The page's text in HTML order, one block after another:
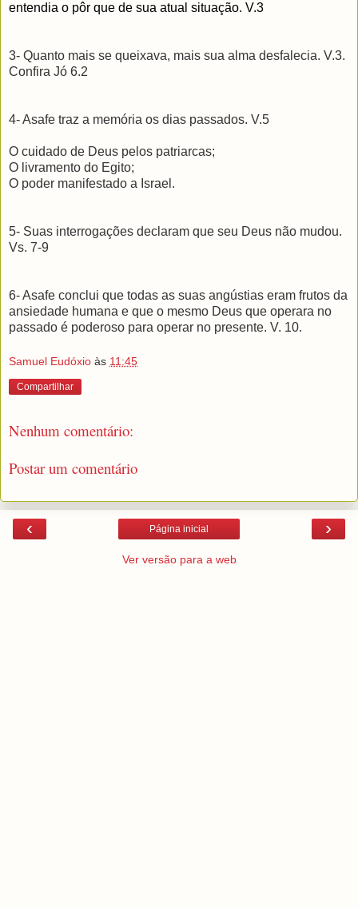
entendia o pôr que de sua atual situação. V.3
3- Quanto mais se queixava, mais sua alma desfalecia. V.3.
Confira Jó 6.2
4- Asafe traz a memória os dias passados. V.5
O cuidado de Deus pelos patriarcas;
O livramento do Egito;
O poder manifestado a Israel.
5- Suas interrogações declaram que seu Deus não mudou.
Vs. 7-9
6- Asafe conclui que todas as suas angústias eram frutos da
ansiedade humana e que o mesmo Deus que operara no
passado é poderoso para operar no presente. V. 10.
Samuel Eudóxio às 11:45
Compartilhar
Nenhum comentário:
Postar um comentário
‹ ›
Página inicial
Ver versão para a web